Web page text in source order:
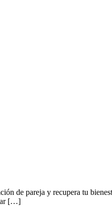
de pareja y recupera tu
[…]